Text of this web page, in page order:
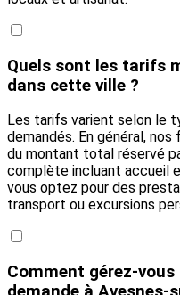
Quels sont les tarifs
dans cette ville ?
Les tarifs varient selon le
demandés. En général,
du montant total réservé
complète incluant accueil
vous optez pour des
transport ou excursions
Comment gérez-